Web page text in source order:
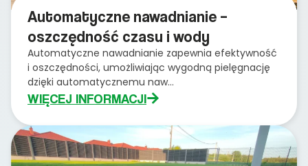
Automatyczne nawadnianie –
oszczędność czasu i wody
Automatyczne nawadnianie zapewnia efektywność
i oszczędności, umożliwiając wygodną pielęgnację
dzięki automatycznemu naw...
WIĘCEJ INFORMACJI